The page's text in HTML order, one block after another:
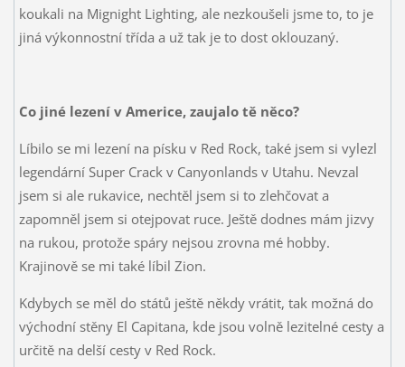
koukali na Mignight Lighting, ale nezkoušeli jsme to, to je
jiná výkonnostní třída a už tak je to dost oklouzaný.
Co jiné lezení v Americe, zaujalo tě něco?
Líbilo se mi lezení na písku v Red Rock, také jsem si vylezl
legendární Super Crack v Canyonlands v Utahu. Nevzal
jsem si ale rukavice, nechtěl jsem si to zlehčovat a
zapomněl jsem si otejpovat ruce. Ještě dodnes mám jizvy
na rukou, protože spáry nejsou zrovna mé hobby.
Krajinově se mi také líbil Zion.
Kdybych se měl do států ještě někdy vrátit, tak možná do
východní stěny El Capitana, kde jsou volně lezitelné cesty a
určitě na delší cesty v Red Rock.